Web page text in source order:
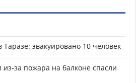
эвакуировано 10 человек
за пожара на балконе спасли